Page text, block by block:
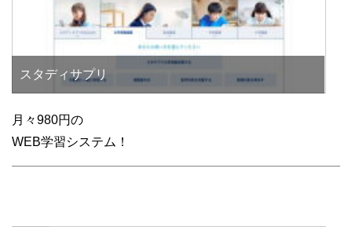
スタディサプリ
月々980円の
WEB学習システム！